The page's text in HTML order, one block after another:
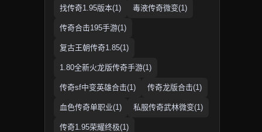
找传奇1.95版本(1) 毒液传奇微变(1)
传奇合击195手游(1)
复古王朝传奇1.85(1)
1.80全新火龙版传奇手游(1)
传奇sf中变英雄合击(1) 传奇龙版合击(1)
血色传奇单职业(1) 私服传奇武林微变(1)
传奇1.95荣耀终极(1)